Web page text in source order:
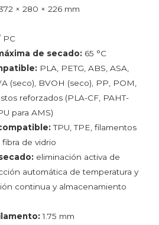
× 280 × 226 mm
PC
de secado: 65 °C
PLA, PETG, ABS, ASA,
(seco), BVOH (seco), PP, POM,
reforzados (PLA-CF, PAHT-
para AMS)
TPU, TPE, filamentos
de vidrio
eliminación activa de
automática de temperatura y
continua y almacenamiento
1.75 mm